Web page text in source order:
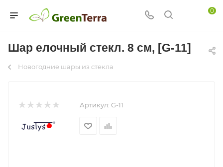
0
Шар елочный стекл. 8 см, [G-11]
Новогодние шары из стекла
Артикул: G-11